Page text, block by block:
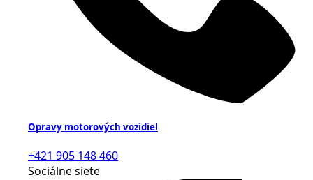
Opravy motorových vozidiel
+421 905 148 460
Sociálne siete